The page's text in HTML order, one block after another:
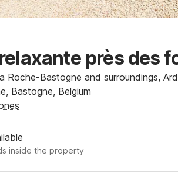
près des
Roche-Bastogne and surroundings,
Bastogne, Belgium
inside the property